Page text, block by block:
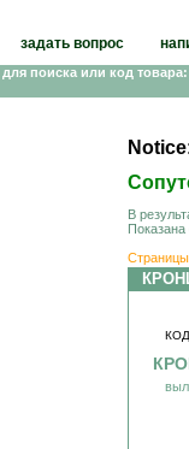
задать вопрос
поиска или код товара:
Notice
В
Показана